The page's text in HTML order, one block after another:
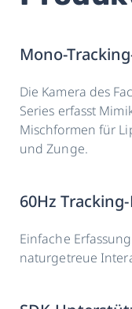
Mono-
Die Kamera des
Series erfasst
Mischformen für
und Zunge.
60Hz
Einfache
naturgetreue